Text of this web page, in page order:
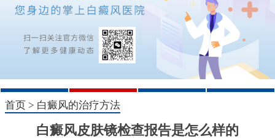
1 2 3 4
首页 > 白癜风的治疗方法
白癜风皮肤镜检查报告是怎么样的